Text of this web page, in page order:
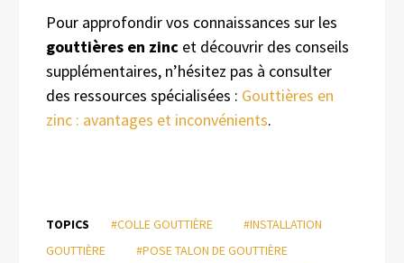
Pour approfondir vos connaissances sur les
gouttières en zinc et découvrir des conseils
supplémentaires, n’hésitez pas à consulter
des ressources spécialisées : Gouttières en
zinc : avantages et inconvénients.
TOPICS #COLLE GOUTTIÈRE
#INSTALLATION
GOUTTIÈRE
#POSE TALON DE GOUTTIÈRE